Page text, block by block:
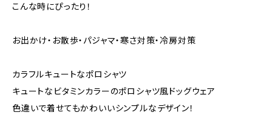
こんな時にぴったり！
お出かけ・お散歩・パジャマ・寒さ対策・冷房対策
カラフルキュートなポロシャツ
キュートなビタミンカラーのポロシャツ風ドッグウェア
色違いで着せてもかわいいシンプルなデザイン！